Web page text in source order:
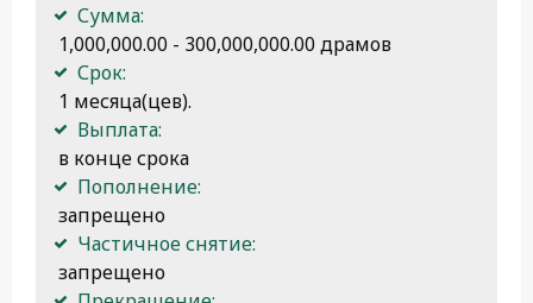
Сумма:
1,000,000.00 - 300,000,000.00 драмов
Срок:
1 месяца(цев).
Выплата:
в конце срока
Пополнение:
запрещено
Частичное снятие:
запрещено